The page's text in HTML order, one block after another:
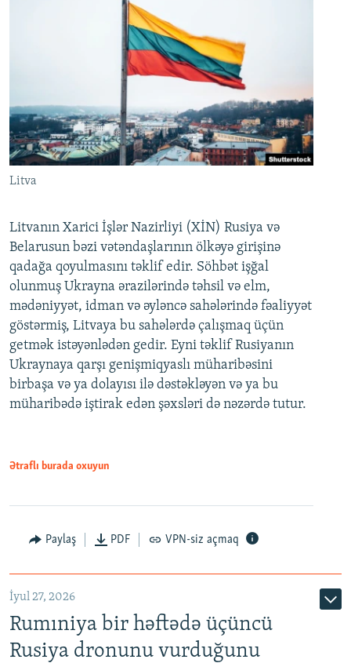
Litva
Litvanın Xarici İşlər Nazirliyi (XİN) Rusiya və
Belarusun bəzi vətəndaşlarının ölkəyə girişinə
qadağa qoyulmasını təklif edir. Söhbət işğal
olunmuş Ukrayna ərazilərində təhsil və elm,
mədəniyyət, idman və əyləncə sahələrində fəaliyyət
göstərmiş, Litvaya bu sahələrdə çalışmaq üçün
getmək istəyənlədən gedir. Eyni təklif Rusiyanın
Ukraynaya qarşı genişmiqyaslı müharibəsini
birbaşa və ya dolayısı ilə dəstəkləyən və ya bu
müharibədə iştirak edən şəxsləri də nəzərdə tutur.
Ətraflı burada oxuyun
Paylaş PDF VPN-siz açmaq
İyul 27, 2026
Rumıniya bir həftədə üçüncü
Rusiya dronunu vurduğunu